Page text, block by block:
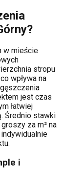
?
w mieście
stropu
wpływa na
jest czas
łatwiej
Średnio stawki
za m² na
i